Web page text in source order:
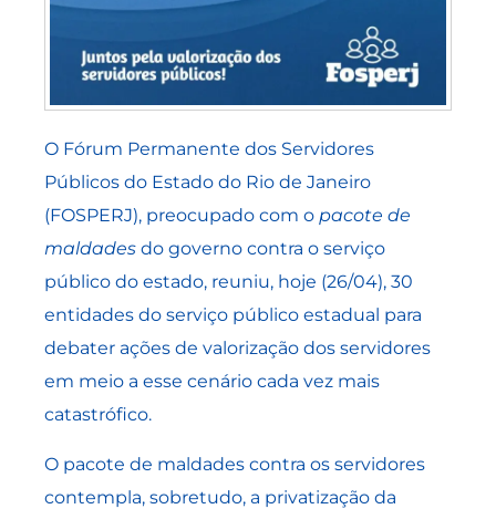
O Fórum Permanente dos Servidores
Públicos do Estado do Rio de Janeiro
(FOSPERJ), preocupado com o pacote de
maldades do governo contra o serviço
público do estado, reuniu, hoje (26/04), 30
entidades do serviço público estadual para
debater ações de valorização dos servidores
em meio a esse cenário cada vez mais
catastrófico.
O pacote de maldades contra os servidores
contempla, sobretudo, a privatização da